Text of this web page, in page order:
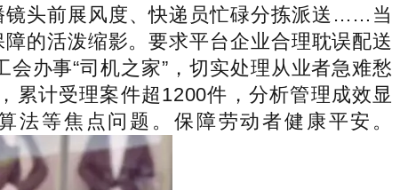
镜头前展风度、快递员忙碌分拣派送……当
的活泼缩影。要求平台企业合理耽误配送
办事“司机之家”，切实处理从业者急难愁
累计受理案件超1200件，分析管理成效显
等焦点问题。保障劳动者健康平安。